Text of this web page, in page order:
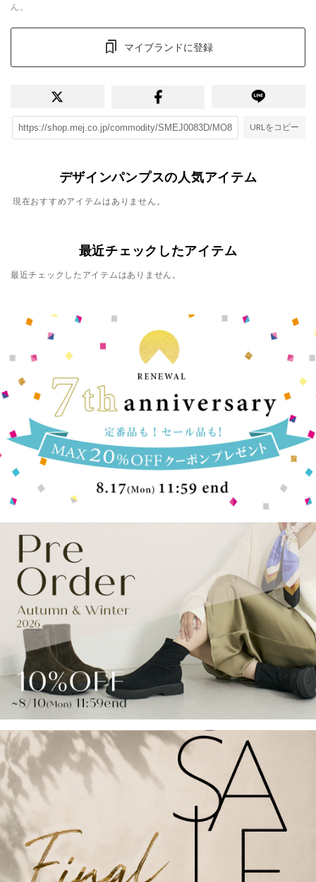
ん。
マイブランドに登録
URLをコピー
デザインパンプスの人気アイテム
現在おすすめアイテムはありません。
最近チェックしたアイテム
最近チェックしたアイテムはありません。